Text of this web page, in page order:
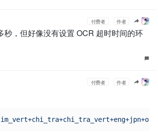
付费者 作者
，但好像没有设置 OCR 超时时间的环
付费者 作者